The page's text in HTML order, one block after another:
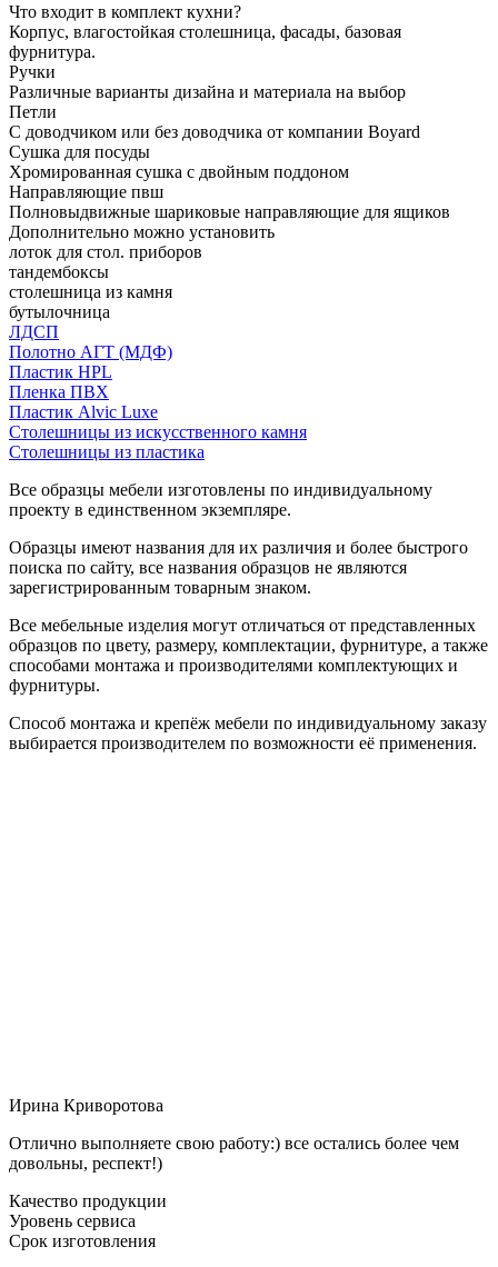
Что входит в комплект кухни?
Корпус, влагостойкая столешница, фасады, базовая
фурнитура.
Ручки
Различные варианты дизайна и материала на выбор
Петли
С доводчиком или без доводчика от компании Boyard
Сушка для посуды
Хромированная сушка с двойным поддоном
Направляющие пвш
Полновыдвижные шариковые направляющие для ящиков
Дополнительно можно установить
лоток для стол. приборов
тандембоксы
столешница из камня
бутылочница
ЛДСП
Полотно АГТ (МДФ)
Пластик HPL
Пленка ПВХ
Пластик Alvic Luxe
Столешницы из искусственного камня
Столешницы из пластика
Все образцы мебели изготовлены по индивидуальному
проекту в единственном экземпляре.
Образцы имеют названия для их различия и более быстрого
поиска по сайту, все названия образцов не являются
зарегистрированным товарным знаком.
Все мебельные изделия могут отличаться от представленных
образцов по цвету, размеру, комплектации, фурнитуре, а также
способами монтажа и производителями комплектующих и
фурнитуры.
Способ монтажа и крепёж мебели по индивидуальному заказу
выбирается производителем по возможности её применения.
Ирина Криворотова
Отлично выполняете свою работу:) все остались более чем
довольны, респект!)
Качество продукции
Уровень сервиса
Срок изготовления